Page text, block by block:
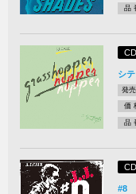
品
CD
シ
発売
価
品
CD
#8